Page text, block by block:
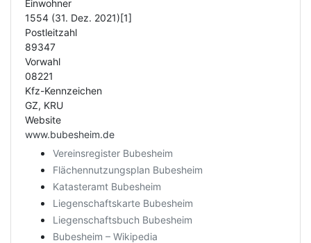
Einwohner
1554 (31. Dez. 2021)[1]
Postleitzahl
89347
Vorwahl
08221
Kfz-Kennzeichen
GZ, KRU
Website
www.bubesheim.de
Vereinsregister Bubesheim
Flächennutzungsplan Bubesheim
Katasteramt Bubesheim
Liegenschaftskarte Bubesheim
Liegenschaftsbuch Bubesheim
Bubesheim – Wikipedia